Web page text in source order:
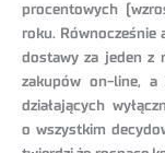
procentowych
roku. Równocześnie
dostawy za jeden z
zakupów on-line, a
działających
o wszystkim